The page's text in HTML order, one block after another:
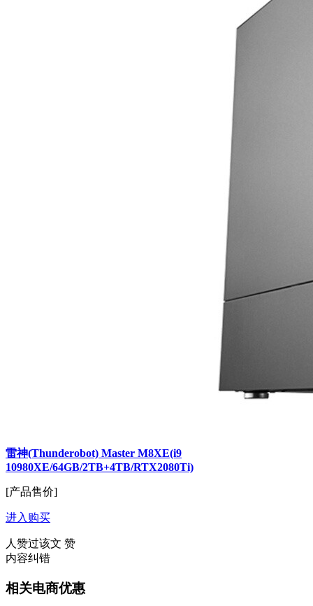
雷神(Thunderobot) Master M8XE(i9
10980XE/64GB/2TB+4TB/RTX2080Ti)
[产品售价]
进入购买
人赞过该文 赞
内容纠错
相关电商优惠